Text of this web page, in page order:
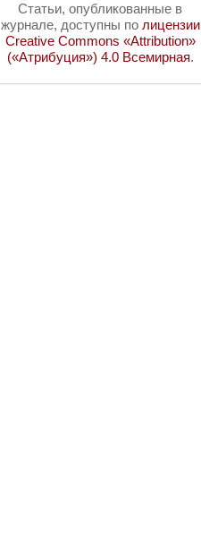
Статьи, опубликованные в
журнале, доступны по лицензии
Creative Commons «Attribution»
(«Атрибуция») 4.0 Всемирная.